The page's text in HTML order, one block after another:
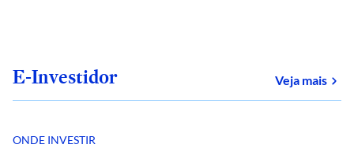
E-Investidor Veja mais
ONDE INVESTIR